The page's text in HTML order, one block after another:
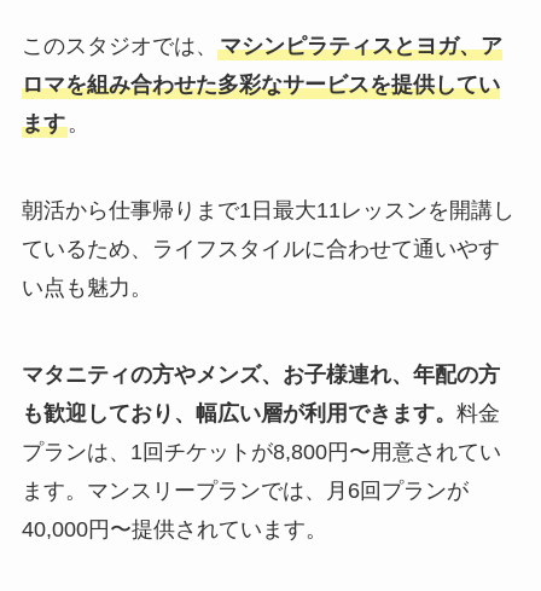
このスタジオでは、 マシンピラティスとヨガ、ア
ロマを組み合わせた多彩なサービスを提供してい
ます。
朝活から仕事帰りまで1日最大11レッスンを開講し
ているため、ライフスタイルに合わせて通いやす
い点も魅力。
マタニティの方やメンズ、お子様連れ、年配の方
も歓迎しており、幅広い層が利用できます。 料金
プランは、1回チケットが8,800円〜用意されてい
ます。マンスリープランでは、月6回プランが
40,000円〜提供されています。